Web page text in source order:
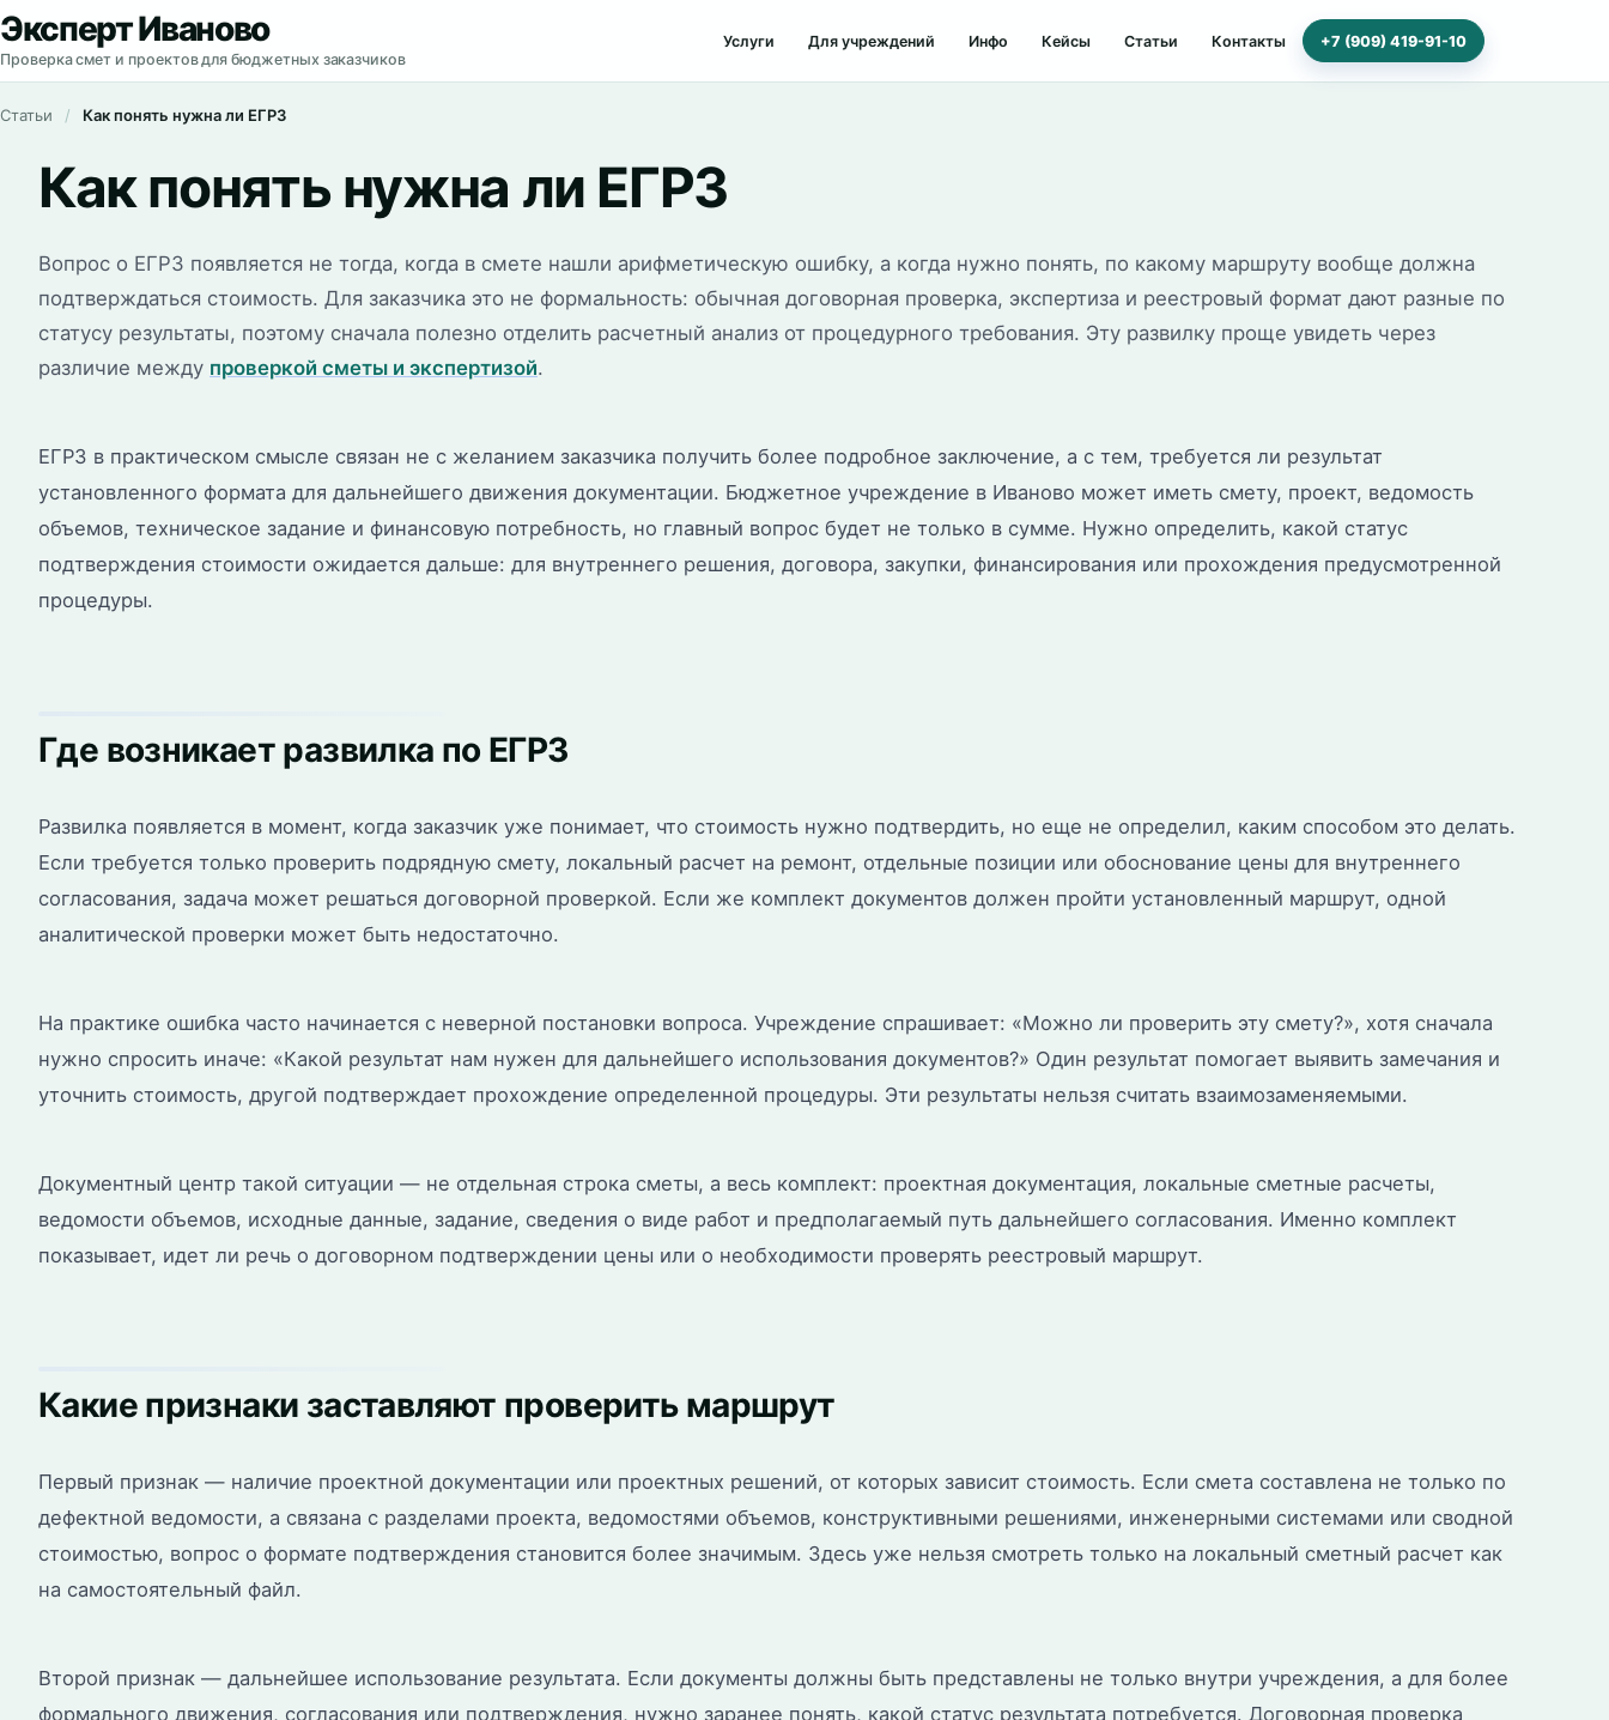
Эксперт Иваново
Проверка смет и проектов для бюджетных заказчиков
Услуги Для учреждений Инфо Кейсы Статьи Контакты +7 (909) 419-91-10
Статьи Как понять нужна ли ЕГРЗ
Как понять нужна ли ЕГРЗ
Вопрос о ЕГРЗ появляется не тогда, когда в смете нашли арифметическую ошибку, а когда нужно понять, по какому маршруту вообще должна
подтверждаться стоимость. Для заказчика это не формальность: обычная договорная проверка, экспертиза и реестровый формат дают разные по
статусу результаты, поэтому сначала полезно отделить расчетный анализ от процедурного требования. Эту развилку проще увидеть через
различие между проверкой сметы и экспертизой.
ЕГРЗ в практическом смысле связан не с желанием заказчика получить более подробное заключение, а с тем, требуется ли результат
установленного формата для дальнейшего движения документации. Бюджетное учреждение в Иваново может иметь смету, проект, ведомость
объемов, техническое задание и финансовую потребность, но главный вопрос будет не только в сумме. Нужно определить, какой статус
подтверждения стоимости ожидается дальше: для внутреннего решения, договора, закупки, финансирования или прохождения предусмотренной
процедуры.
Где возникает развилка по ЕГРЗ
Развилка появляется в момент, когда заказчик уже понимает, что стоимость нужно подтвердить, но еще не определил, каким способом это делать.
Если требуется только проверить подрядную смету, локальный расчет на ремонт, отдельные позиции или обоснование цены для внутреннего
согласования, задача может решаться договорной проверкой. Если же комплект документов должен пройти установленный маршрут, одной
аналитической проверки может быть недостаточно.
На практике ошибка часто начинается с неверной постановки вопроса. Учреждение спрашивает: «Можно ли проверить эту смету?», хотя сначала
нужно спросить иначе: «Какой результат нам нужен для дальнейшего использования документов?» Один результат помогает выявить замечания и
уточнить стоимость, другой подтверждает прохождение определенной процедуры. Эти результаты нельзя считать взаимозаменяемыми.
Документный центр такой ситуации — не отдельная строка сметы, а весь комплект: проектная документация, локальные сметные расчеты,
ведомости объемов, исходные данные, задание, сведения о виде работ и предполагаемый путь дальнейшего согласования. Именно комплект
показывает, идет ли речь о договорном подтверждении цены или о необходимости проверять реестровый маршрут.
Какие признаки заставляют проверить маршрут
Первый признак — наличие проектной документации или проектных решений, от которых зависит стоимость. Если смета составлена не только по
дефектной ведомости, а связана с разделами проекта, ведомостями объемов, конструктивными решениями, инженерными системами или сводной
стоимостью, вопрос о формате подтверждения становится более значимым. Здесь уже нельзя смотреть только на локальный сметный расчет как
на самостоятельный файл.
Второй признак — дальнейшее использование результата. Если документы должны быть представлены не только внутри учреждения, а для более
формального движения, согласования или подтверждения, нужно заранее понять, какой статус результата потребуется. Договорная проверка